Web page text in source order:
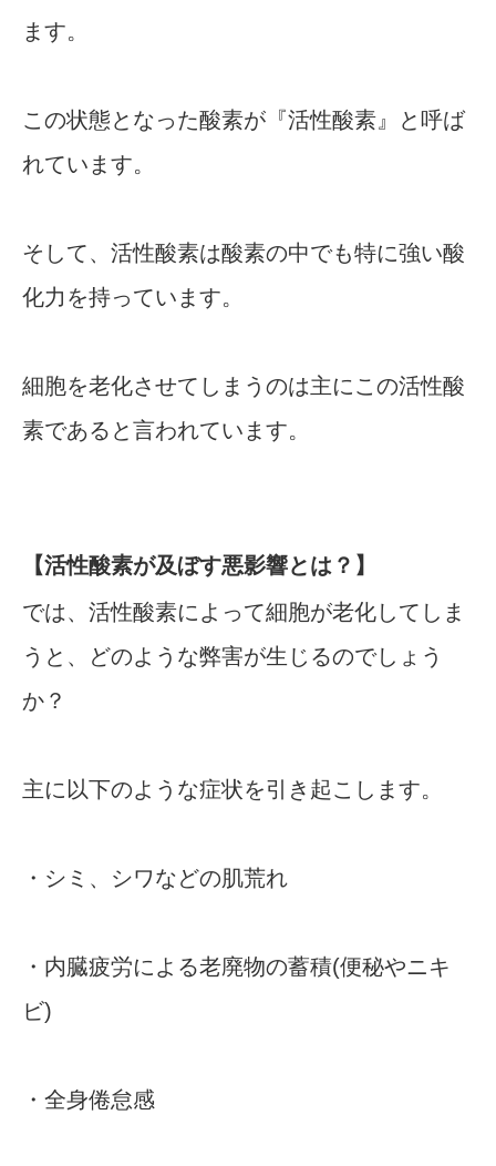
ます。
この状態となった酸素が『活性酸素』と呼ば
れています。
そして、活性酸素は酸素の中でも特に強い酸
化力を持っています。
細胞を老化させてしまうのは主にこの活性酸
素であると言われています。
【活性酸素が及ぼす悪影響とは？】
では、活性酸素によって細胞が老化してしま
うと、どのような弊害が生じるのでしょう
か？
主に以下のような症状を引き起こします。
・シミ、シワなどの肌荒れ
・内臓疲労による老廃物の蓄積(便秘やニキ
ビ)
・全身倦怠感